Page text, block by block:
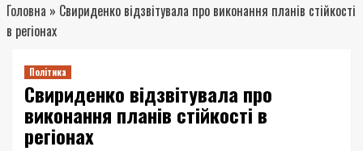
Головна » Свириденко відзвітувала про виконання планів стійкості
в регіонах
Політика
Свириденко відзвітувала про
виконання планів стійкості в
регіонах